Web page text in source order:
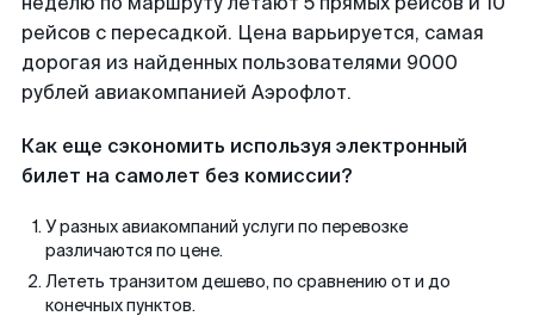
рейсов с пересадкой. Цена варьируется, самая
дорогая из найденных пользователями 9000
рублей авиакомпанией Аэрофлот.
Как еще сэкономить используя электронный
билет на самолет без комиссии?
У разных авиакомпаний услуги по перевозке
различаются по цене.
Лететь транзитом дешево, по сравнению от и до
конечных пунктов.